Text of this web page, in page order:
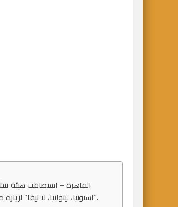
القاهرة – استضافت هيئة
“استونيا، ليتوانيا، لا تيفا” لزيارة مدينتي الأقصر وأسوان وذلك بالتعاون مع أكبر منظمي الرحلات بهذه الدول.